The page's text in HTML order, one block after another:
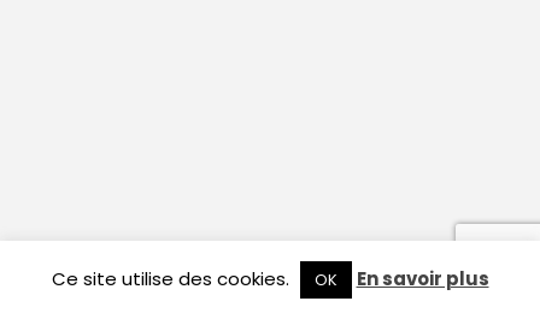
Ce site utilise des cookies. OK En savoir plus